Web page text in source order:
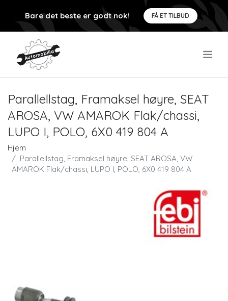
Bare det beste er godt nok! FÅ ET TILBUD
Parallellstag, Framaksel høyre, SEAT
AROSA, VW AMAROK Flak/chassi,
LUPO I, POLO, 6X0 419 804 A
Hjem
Parallellstag, Framaksel høyre, SEAT AROSA, VW
AMAROK Flak/chassi, LUPO I, POLO, 6X0 419 804 A